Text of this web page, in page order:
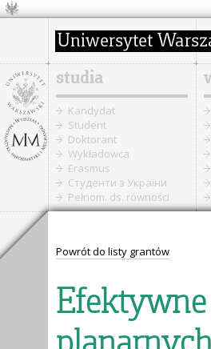
studia
Kandydat
Student
Doktorant
Wykładowca
Erasmus
Cтуденти з України
Pełnom. ds. równości
Powrót do listy grantów